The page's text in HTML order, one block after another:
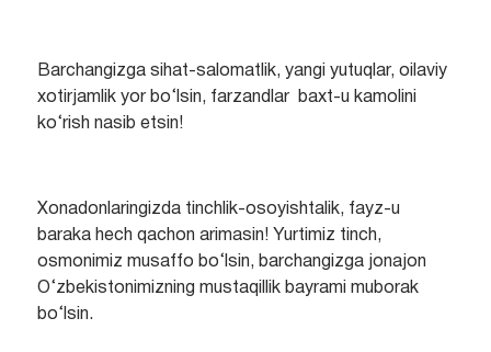
Barchangizga sihat-salomatlik, yangi yutuqlar, oilaviy
xotirjamlik yor bo‘lsin, farzandlar baxt-u kamolini
ko‘rish nasib etsin!
Xonadonlaringizda tinchlik-osoyishtalik, fayz-u
baraka hech qachon arimasin! Yurtimiz tinch,
osmonimiz musaffo bo‘lsin, barchangizga jonajon
O‘zbekistonimizning mustaqillik bayrami muborak
bo‘lsin.